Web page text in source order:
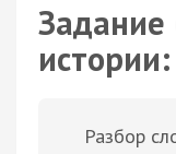
Задание
Разбор